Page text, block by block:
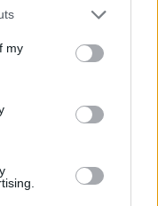
my